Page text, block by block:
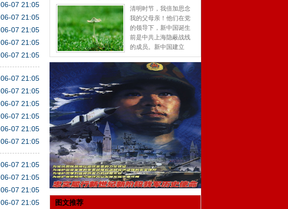
06-07 21:05
06-07 21:05
06-07 21:05
06-07 21:05
06-07 21:05
06-07 21:05
06-07 21:05
06-07 21:05
06-07 21:05
06-07 21:05
06-07 21:05
06-07 21:05
06-07 21:05
06-07 21:05
06-07 21:05
的心灵... [详细]
清明时节，我倍加思念
我的父母亲！他们在党
的领导下，新中国诞生
前是中共上海隐蔽战线
的成员。新中国建立
后，为祖国建设，首都
北京的工业发展做出了
朴实的贡献...[详细]
图文推荐